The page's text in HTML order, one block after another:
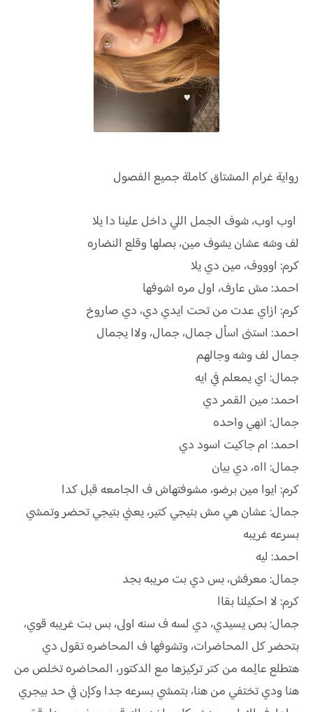
رواية غرام المشتاق كاملة جميع الفصول
اوب اوب، شوف الجمل اللي داخل علينا دا يلا
لف وشه عشان يشوف مين، بصلها وقلع النضاره
كرم: اوووف، مين دي يلا
احمد: مش عارف، اول مره اشوفها
كرم: ازاي عدت من تحت ايدي دي، دي صاروخ
احمد: استنى اسأل جمال، جمال، ولاا يجمال
جمال لف وشه وجالهم
جمال: اي يمعلم في ايه
احمد: مين القمر دي
جمال: انهي واحده
احمد: ام جاكيت اسود دي
جمال: ااه، دي بيان
كرم: ايوا مين برضو، مشوفتهاش ف الجامعه قبل كدا
جمال: عشان هي مش بتيجي كتير، يعني بتيجي تحضر وتمشي
بسرعه غريبه
احمد: ليه
جمال: معرفش، بس دي بت مريبه بجد
كرم: لا احكيلنا بقاا
جمال: بص يسيدي، دي لسه ف سنه اولى، بس بت غريبه قوي،
بتحضر كل المحاضرات، وتشوفها ف المحاضره تقول دي
هتطلع عالِمه من كتر تركيزها مع الدكتور، المحاضره تخلص من
هنا ودي تختفي من هنا، بتمشي بسرعه جدا وكإن في حد بيجري